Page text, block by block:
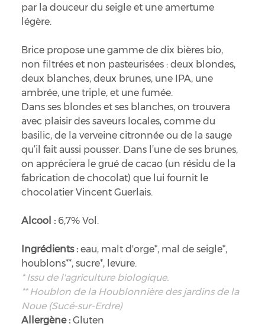
par la douceur du seigle et une amertume
légère.
Brice propose une gamme de dix bières bio,
non filtrées et non pasteurisées : deux blondes,
deux blanches, deux brunes, une IPA, une
ambrée, une triple, et une fumée.
Dans ses blondes et ses blanches, on trouvera
avec plaisir des saveurs locales, comme du
basilic, de la verveine citronnée ou de la sauge
qu’il fait aussi pousser. Dans l’une de ses brunes,
on appréciera le grué de cacao (un résidu de la
fabrication de chocolat) que lui fournit le
chocolatier Vincent Guerlais.
Alcool :6,7% Vol.
Ingrédients : eau, malt d'orge*, mal de seigle*,
houblons**, sucre*, levure.
* Issu de l'agriculture biologique.
** Houblon de la Houblonnière des jardins de la
Noue (Sucé-sur-Erdre)
Allergène : Gluten